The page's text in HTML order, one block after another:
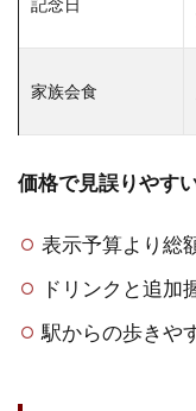
ぎは
会食
たつ
く
2.5
所沢
で高
家族会食
価格で見誤りやす
表示予算より総
ドリンクと追加
駅からの歩きや